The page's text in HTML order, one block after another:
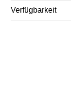
Verfügbarkeit